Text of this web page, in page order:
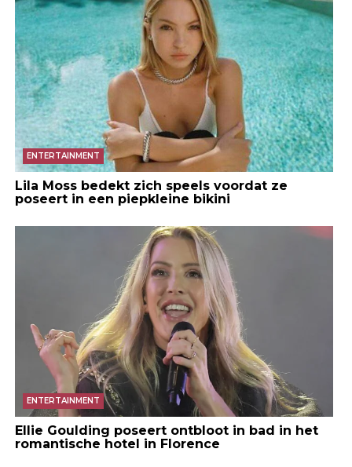
ENTERTAINMENT
Lila Moss bedekt zich speels voordat ze
poseert in een piepkleine bikini
ENTERTAINMENT
Ellie Goulding poseert ontbloot in bad in het
romantische hotel in Florence